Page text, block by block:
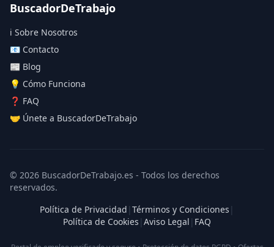
BuscadorDeTrabajo
ℹ️ Sobre Nosotros
📧 Contacto
📰 Blog
💡 Cómo Funciona
❓ FAQ
🤝 Únete a BuscadorDeTrabajo
© 2026 BuscadorDeTrabajo.es - Todos los derechos
reservados.
Política de Privacidad | Términos y Condiciones |
Política de Cookies | Aviso Legal | FAQ